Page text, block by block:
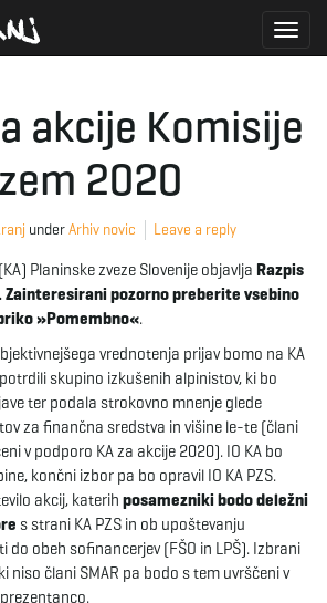
g
akcije Komisije
2020
underArhiv novic Leave a reply
Planinske zveze Slovenije objavlja Razpis
pozorno preberite vsebino
»Pomembno«.
vrednotenja prijav bomo na KA
skupino izkušenih alpinistov, ki bo
ter podala strokovno mnenje glede
za finančna sredstva in višine le-te (člani
v podporo KA za akcije 2020). IO KA bo
končni izbor pa bo opravil IO KA PZS.
akcij, katerih posamezniki bodo deležni
s strani KA PZS in ob upoštevanju
do obeh sofinancerjev (FŠO in LPŠ). Izbrani
niso člani SMAR pa bodo s tem uvrščeni v